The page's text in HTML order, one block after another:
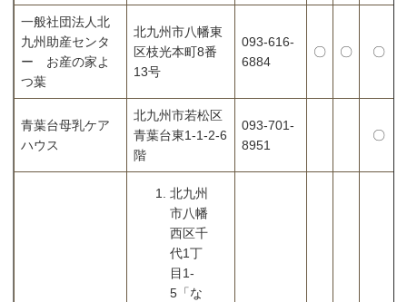
一般社団法人北
九州助産センタ
ー お産の家よ
つ葉
北九州市八幡東
区枝光本町8番
13号
093-616-
6884
〇 〇 〇
青葉台母乳ケア
ハウス
北九州市若松区
青葉台東1-1-2-6
階
093-701-
8951
〇
北九州
市八幡
西区千
代1丁
目1-
5「な